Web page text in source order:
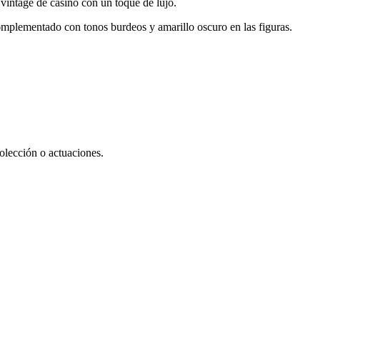
de casino con un toque de lujo.
con tonos burdeos y amarillo oscuro en las figuras.
o actuaciones.